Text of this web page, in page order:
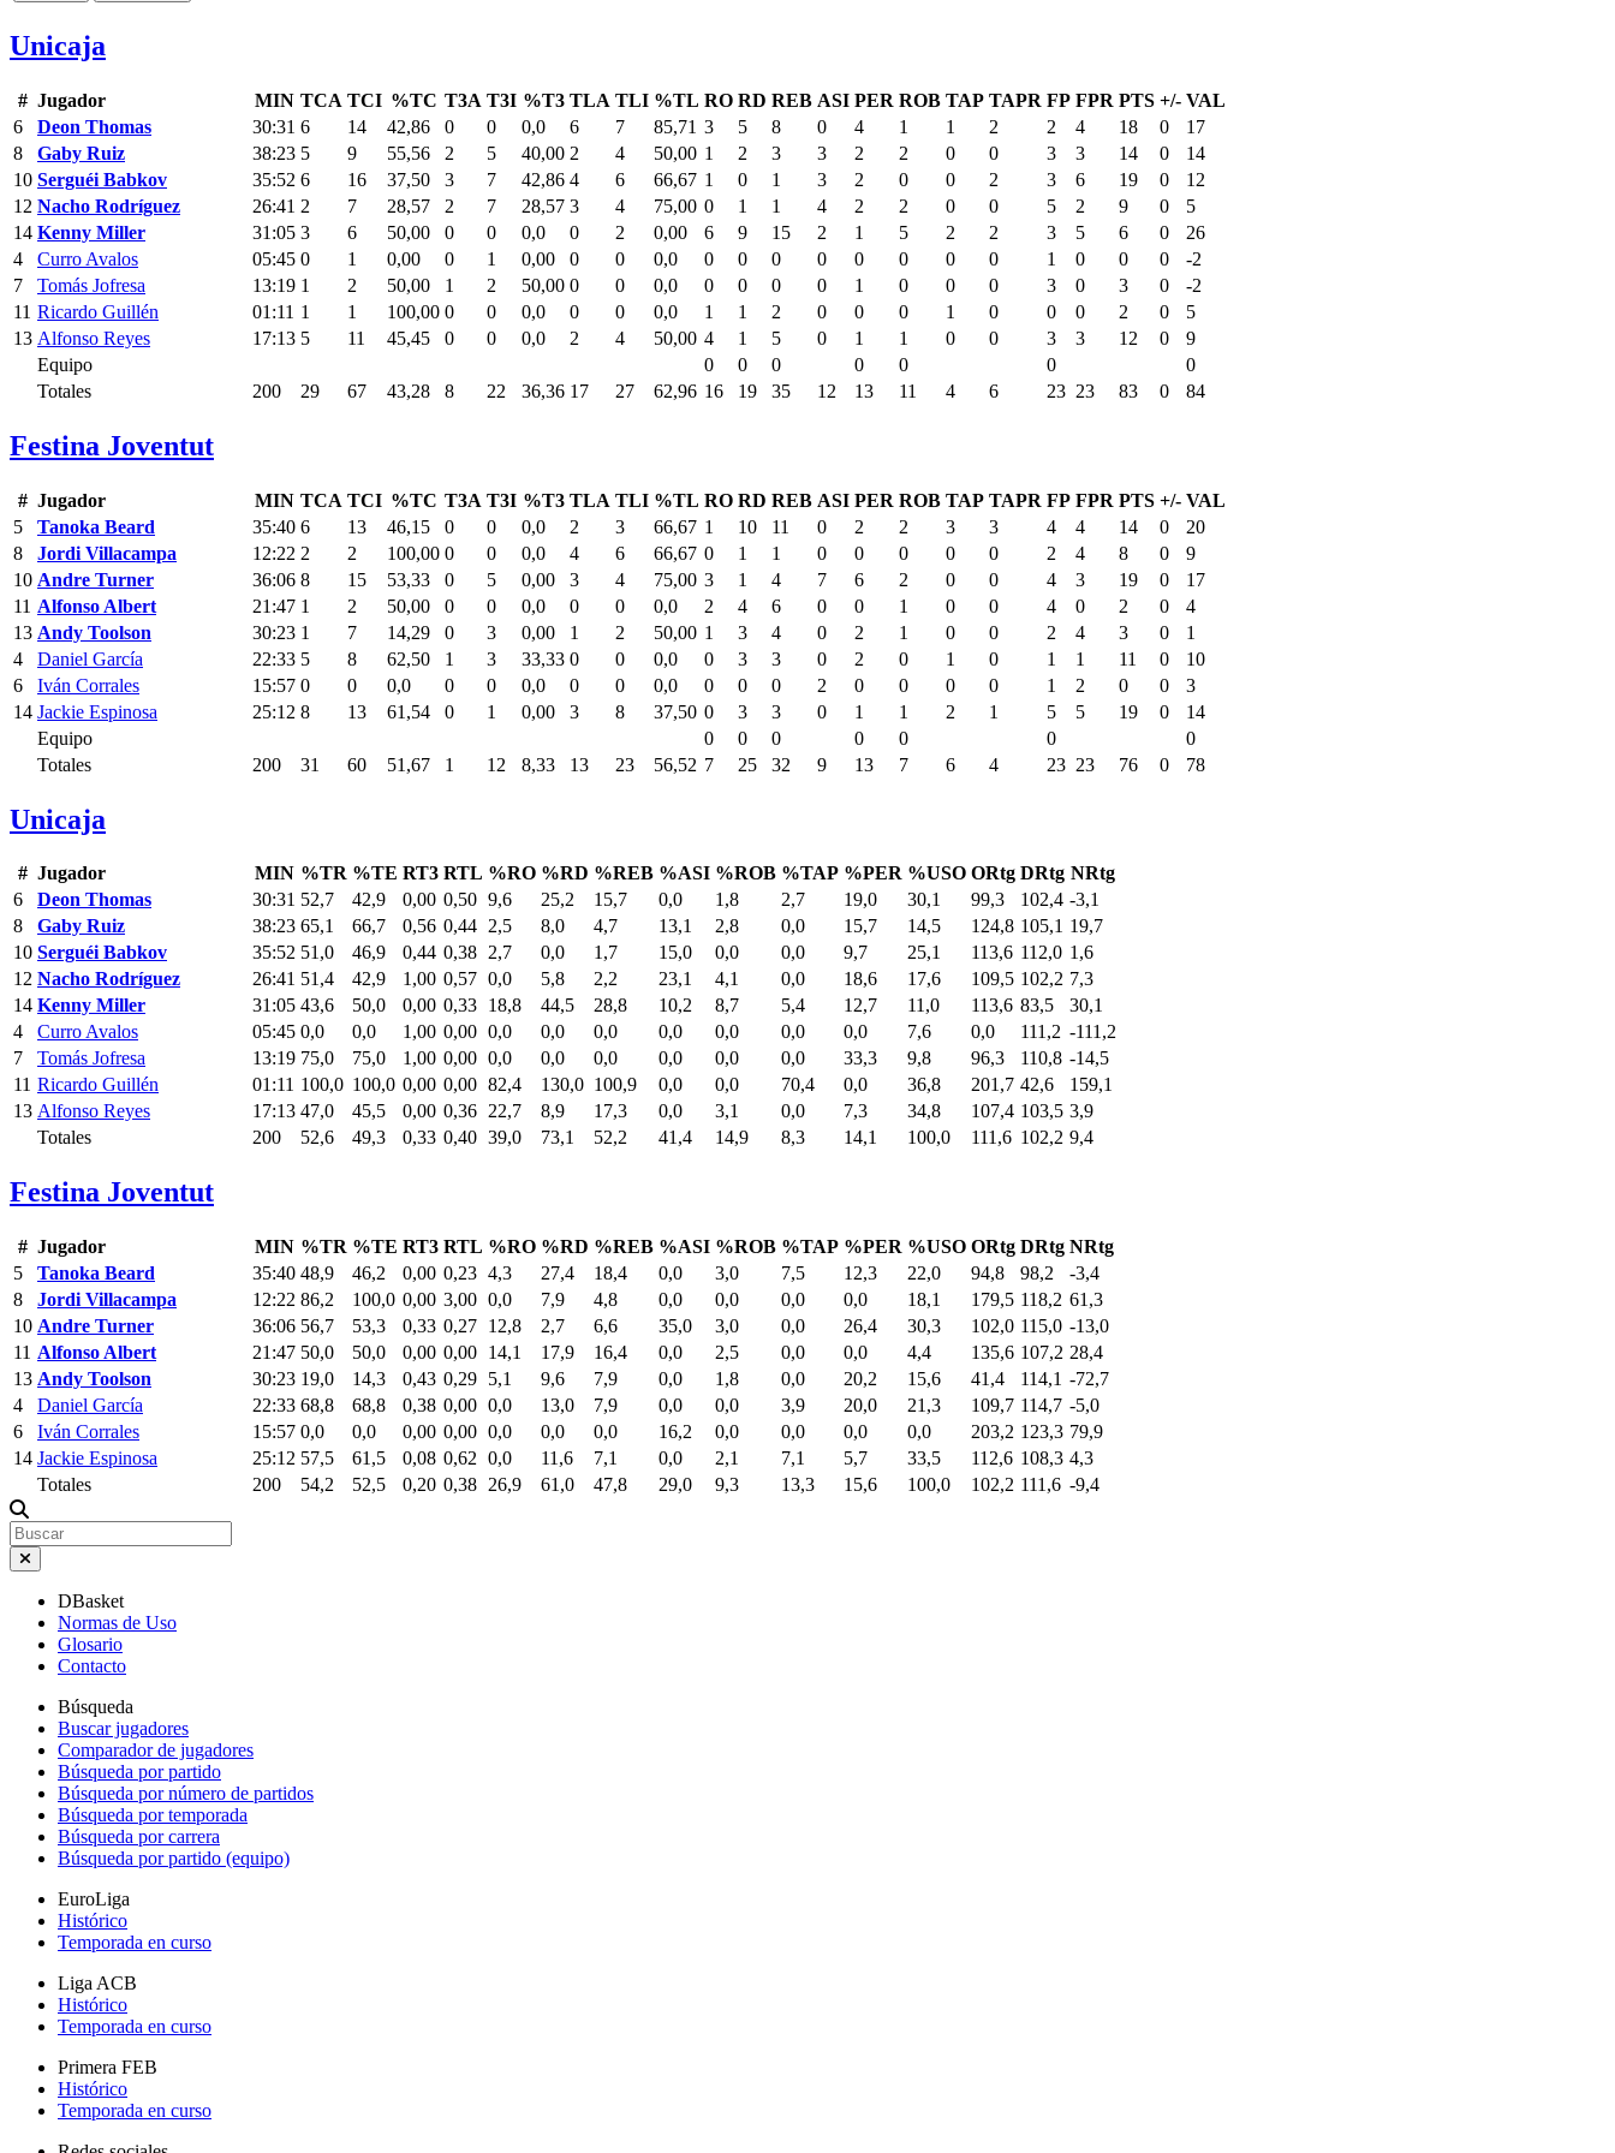
Unicaja
# Jugador MIN TCA TCI %TC T3A T3I %T3 TLA TLI %TL RO RD REB ASI PER ROB TAP TAPR FP FPR PTS +/- VAL
6
Deon Thomas 30:31 6 14 42,86 0 0 0,0 6 7 85,71 3 5 8 0 4 1 1 2 2 4 18 0
17
8
Gaby Ruiz 38:23 5 9 55,56 2 5 40,00 2 4 50,00 1 2 3 3 2 2 0 0 3 3 14 0
14
10 Serguéi Babkov 35:52 6 16 37,50 3 7 42,86 4 6 66,67 1 0 1 3 2 0 0 2 3 6 19 0
12
12 Nacho Rodríguez 26:41 2 7 28,57 2 7 28,57 3 4 75,00 0 1 1 4 2 2 0 0 5 2 9 0
5
14 Kenny Miller 31:05 3 6 50,00 0 0 0,0 0 2 0,00 6 9 15 2 1 5 2 2 3 5 6 0
26
4
Curro Avalos 05:45 0 1 0,00 0 1 0,00 0 0 0,0 0 0 0 0 0 0 0 0 1 0 0 0
-2
7
Tomás Jofresa 13:19 1 2 50,00 1 2 50,00 0 0 0,0 0 0 0 0 1 0 0 0 3 0 3 0
-2
11 Ricardo Guillén 01:11 1 1 100,00 0 0 0,0 0 0 0,0 1 1 2 0 0 0 1 0 0 0 2 0
5
13 Alfonso Reyes 17:13 5 11 45,45 0 0 0,0 2 4 50,00 4 1 5 0 1 1 0 0 3 3 12 0
9
Equipo
0 0 0 0 0 0
0
Totales
200 29 67 43,28 8 22 36,36 17 27 62,96 16 19 35 12 13 11 4 6 23 23 83 0 84
Festina Joventut
# Jugador MIN TCA TCI %TC T3A T3I %T3 TLA TLI %TL RO RD REB ASI PER ROB TAP TAPR FP FPR PTS +/- VAL
5
Tanoka Beard 35:40 6 13 46,15 0 0 0,0 2 3 66,67 1 10 11 0 2 2 3 3 4 4 14 0
20
8
Jordi Villacampa 12:22 2 2 100,00 0 0 0,0 4 6 66,67 0 1 1 0 0 0 0 0 2 4 8 0
9
10 Andre Turner 36:06 8 15 53,33 0 5 0,00 3 4 75,00 3 1 4 7 6 2 0 0 4 3 19 0
17
11 Alfonso Albert 21:47 1 2 50,00 0 0 0,0 0 0 0,0 2 4 6 0 0 1 0 0 4 0 2 0
4
13 Andy Toolson 30:23 1 7 14,29 0 3 0,00 1 2 50,00 1 3 4 0 2 1 0 0 2 4 3 0
1
4
Daniel García 22:33 5 8 62,50 1 3 33,33 0 0 0,0 0 3 3 0 2 0 1 0 1 1 11 0
10
6
Iván Corrales 15:57 0 0 0,0 0 0 0,0 0 0 0,0 0 0 0 2 0 0 0 0 1 2 0 0
3
14 Jackie Espinosa 25:12 8 13 61,54 0 1 0,00 3 8 37,50 0 3 3 0 1 1 2 1 5 5 19 0
14
Equipo
0 0 0 0 0 0
0
Totales
200 31 60 51,67 1 12 8,33 13 23 56,52 7 25 32 9 13 7 6 4 23 23 76 0 78
Unicaja
# Jugador MIN %TR %TE RT3 RTL %RO %RD %REB %ASI %ROB %TAP %PER %USO ORtg DRtg NRtg
6
Deon Thomas 30:31 52,7 42,9 0,00 0,50 9,6 25,2 15,7 0,0 1,8 2,7 19,0 30,1 99,3 102,4 -3,1
8
Gaby Ruiz 38:23 65,1 66,7 0,56 0,44 2,5 8,0 4,7 13,1 2,8 0,0 15,7 14,5 124,8 105,1 19,7
10 Serguéi Babkov 35:52 51,0 46,9 0,44 0,38 2,7 0,0 1,7 15,0 0,0 0,0 9,7 25,1 113,6 112,0 1,6
12 Nacho Rodríguez 26:41 51,4 42,9 1,00 0,57 0,0 5,8 2,2 23,1 4,1 0,0 18,6 17,6 109,5 102,2 7,3
14 Kenny Miller 31:05 43,6 50,0 0,00 0,33 18,8 44,5 28,8 10,2 8,7 5,4 12,7 11,0 113,6 83,5
30,1
4
Curro Avalos 05:45 0,0 0,0 1,00 0,00 0,0 0,0 0,0 0,0 0,0 0,0 0,0 7,6 0,0 111,2 -111,2
7
Tomás Jofresa 13:19 75,0 75,0 1,00 0,00 0,0 0,0 0,0 0,0 0,0 0,0 33,3 9,8 96,3 110,8 -14,5
11 Ricardo Guillén 01:11 100,0 100,0 0,00 0,00 82,4 130,0 100,9 0,0 0,0 70,4 0,0 36,8 201,7 42,6
159,1
13 Alfonso Reyes 17:13 47,0 45,5 0,00 0,36 22,7 8,9 17,3 0,0 3,1 0,0 7,3 34,8 107,4 103,5 3,9
Totales
200 52,6 49,3 0,33 0,40 39,0 73,1 52,2 41,4 14,9 8,3 14,1 100,0 111,6 102,2 9,4
Festina Joventut
# Jugador MIN %TR %TE RT3 RTL %RO %RD %REB %ASI %ROB %TAP %PER %USO ORtg DRtg NRtg
5
Tanoka Beard 35:40 48,9 46,2 0,00 0,23 4,3 27,4 18,4 0,0 3,0 7,5 12,3 22,0 94,8 98,2
-3,4
8
Jordi Villacampa 12:22 86,2 100,0 0,00 3,00 0,0 7,9 4,8 0,0 0,0 0,0 0,0 18,1 179,5 118,2 61,3
10 Andre Turner 36:06 56,7 53,3 0,33 0,27 12,8 2,7 6,6 35,0 3,0 0,0 26,4 30,3 102,0 115,0 -13,0
11 Alfonso Albert 21:47 50,0 50,0 0,00 0,00 14,1 17,9 16,4 0,0 2,5 0,0 0,0 4,4 135,6 107,2 28,4
13 Andy Toolson 30:23 19,0 14,3 0,43 0,29 5,1 9,6 7,9 0,0 1,8 0,0 20,2 15,6 41,4 114,1 -72,7
4
Daniel García 22:33 68,8 68,8 0,38 0,00 0,0 13,0 7,9 0,0 0,0 3,9 20,0 21,3 109,7 114,7 -5,0
6
Iván Corrales 15:57 0,0 0,0 0,00 0,00 0,0 0,0 0,0 16,2 0,0 0,0 0,0 0,0 203,2 123,3 79,9
14 Jackie Espinosa 25:12 57,5 61,5 0,08 0,62 0,0 11,6 7,1 0,0 2,1 7,1 5,7 33,5 112,6 108,3 4,3
Totales
200 54,2 52,5 0,20 0,38 26,9 61,0 47,8 29,0 9,3 13,3 15,6 100,0 102,2 111,6 -9,4
DBasket
Normas de Uso
Glosario
Contacto
Búsqueda
Buscar jugadores
Comparador de jugadores
Búsqueda por partido
Búsqueda por número de partidos
Búsqueda por temporada
Búsqueda por carrera
Búsqueda por partido (equipo)
EuroLiga
Histórico
Temporada en curso
Liga ACB
Histórico
Temporada en curso
Primera FEB
Histórico
Temporada en curso